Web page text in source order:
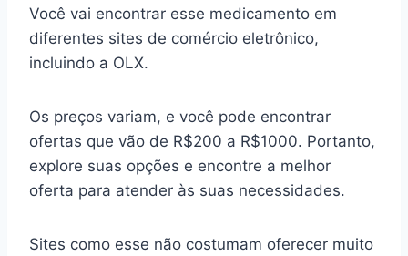
Você vai encontrar esse medicamento em
diferentes sites de comércio eletrônico,
incluindo a OLX.
Os preços variam, e você pode encontrar
ofertas que vão de R$200 a R$1000. Portanto,
explore suas opções e encontre a melhor
oferta para atender às suas necessidades.
Sites como esse não costumam oferecer muito